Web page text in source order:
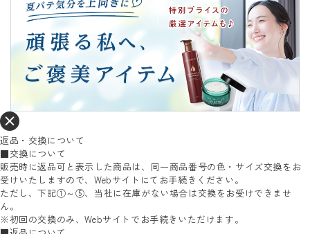
返品・交換について
■交換について
販売時に返品可と表示した商品は、同一商品番号の色・サイズ交換をお
受けいたしますので、Webサイトにてお手続きください。
ただし、下記①～⑤、当社に在庫がない場合は交換をお受けできませ
ん。
※初回の交換のみ、Webサイトでお手続きいただけます。